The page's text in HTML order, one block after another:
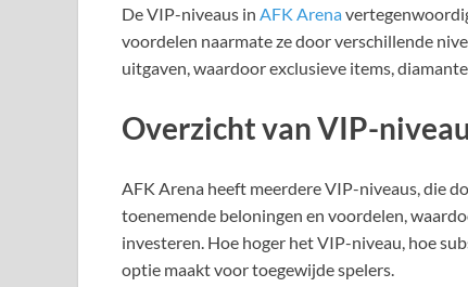
De VIP-niveaus in AFK Arena
voordelen naarmate ze door verschillende
uitgaven, waardoor exclusieve items,
Overzicht van VIP-
AFK Arena heeft meerdere VIP-niveaus, die
toenemende beloningen en voordelen,
investeren. Hoe hoger het VIP-niveau, hoe
optie maakt voor toegewijde spelers.